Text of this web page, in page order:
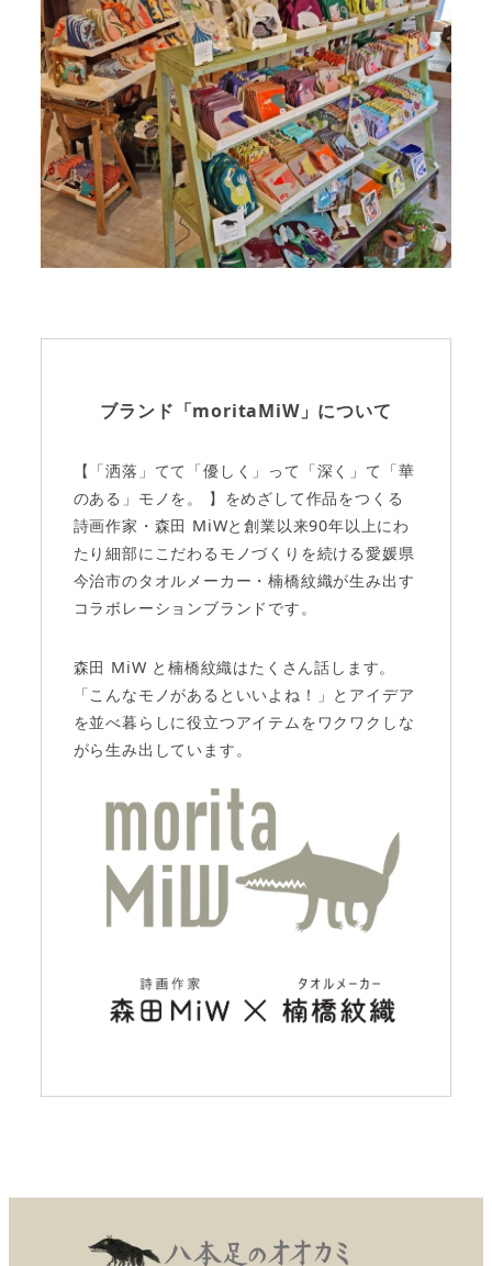
ブランド「moritaMiW」について
【「洒落」てて「優しく」って「深く」て「華
のある」モノを。 】 をめざして作品をつくる
詩画作家・森田 MiWと創業以来90年以上にわ
たり細部にこだわるモノづくりを続ける愛媛県
今治市のタオルメーカー・楠橋紋織が生み出す
コラボレーションブランドです。
森田 MiW と楠橋紋織はたくさん話します。
「こんなモノがあるといいよね！」とアイデア
を並べ暮らしに役立つアイテムをワクワクしな
がら生み出しています。